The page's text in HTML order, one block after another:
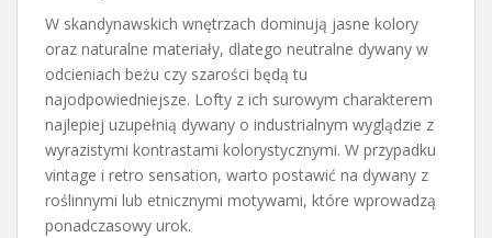
W skandynawskich wnętrzach dominują jasne kolory
oraz naturalne materiały, dlatego neutralne dywany w
odcieniach beżu czy szarości będą tu
najodpowiedniejsze. Lofty z ich surowym charakterem
najlepiej uzupełnią dywany o industrialnym wyglądzie z
wyrazistymi kontrastami kolorystycznymi. W przypadku
vintage i retro sensation, warto postawić na dywany z
roślinnymi lub etnicznymi motywami, które wprowadzą
ponadczasowy urok.